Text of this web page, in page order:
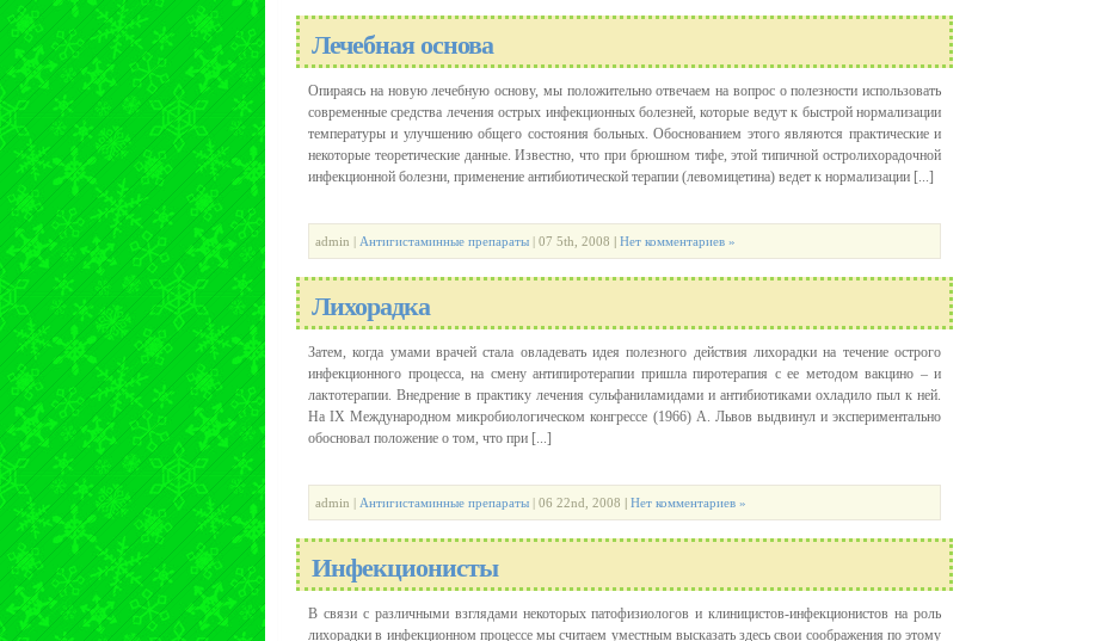
Лечебная основа
Опираясь на новую лечебную основу, мы положительно отвечаем на вопрос о полезности использовать
современные средства лечения острых инфекционных болезней, которые ведут к быстрой нормализации
температуры и улучшению общего состояния больных. Обоснованием этого являются практические и
некоторые теоретические данные. Известно, что при брюшном тифе, этой типичной остролихорадочной
инфекционной болезни, применение антибиотической терапии (левомицетина) ведет к нормализации [...]
admin | Антигистаминные препараты | 07 5th, 2008 | Нет комментариев »
Лихорадка
Затем, когда умами врачей стала овладевать идея полезного действия лихорадки на течение острого
инфекционного процесса, на смену антипиротерапии пришла пиротерапия с ее методом вакцино – и
лактотерапии. Внедрение в практику лечения сульфаниламидами и антибиотиками охладило пыл к ней.
На IX Международном микробиологическом конгрессе (1966) А. Львов выдвинул и экспериментально
обосновал положение о том, что при [...]
admin | Антигистаминные препараты | 06 22nd, 2008 | Нет комментариев »
Инфекционисты
В связи с различными взглядами некоторых патофизиологов и клиницистов-инфекционистов на роль
лихорадки в инфекционном процессе мы считаем уместным высказать здесь свои соображения по этому